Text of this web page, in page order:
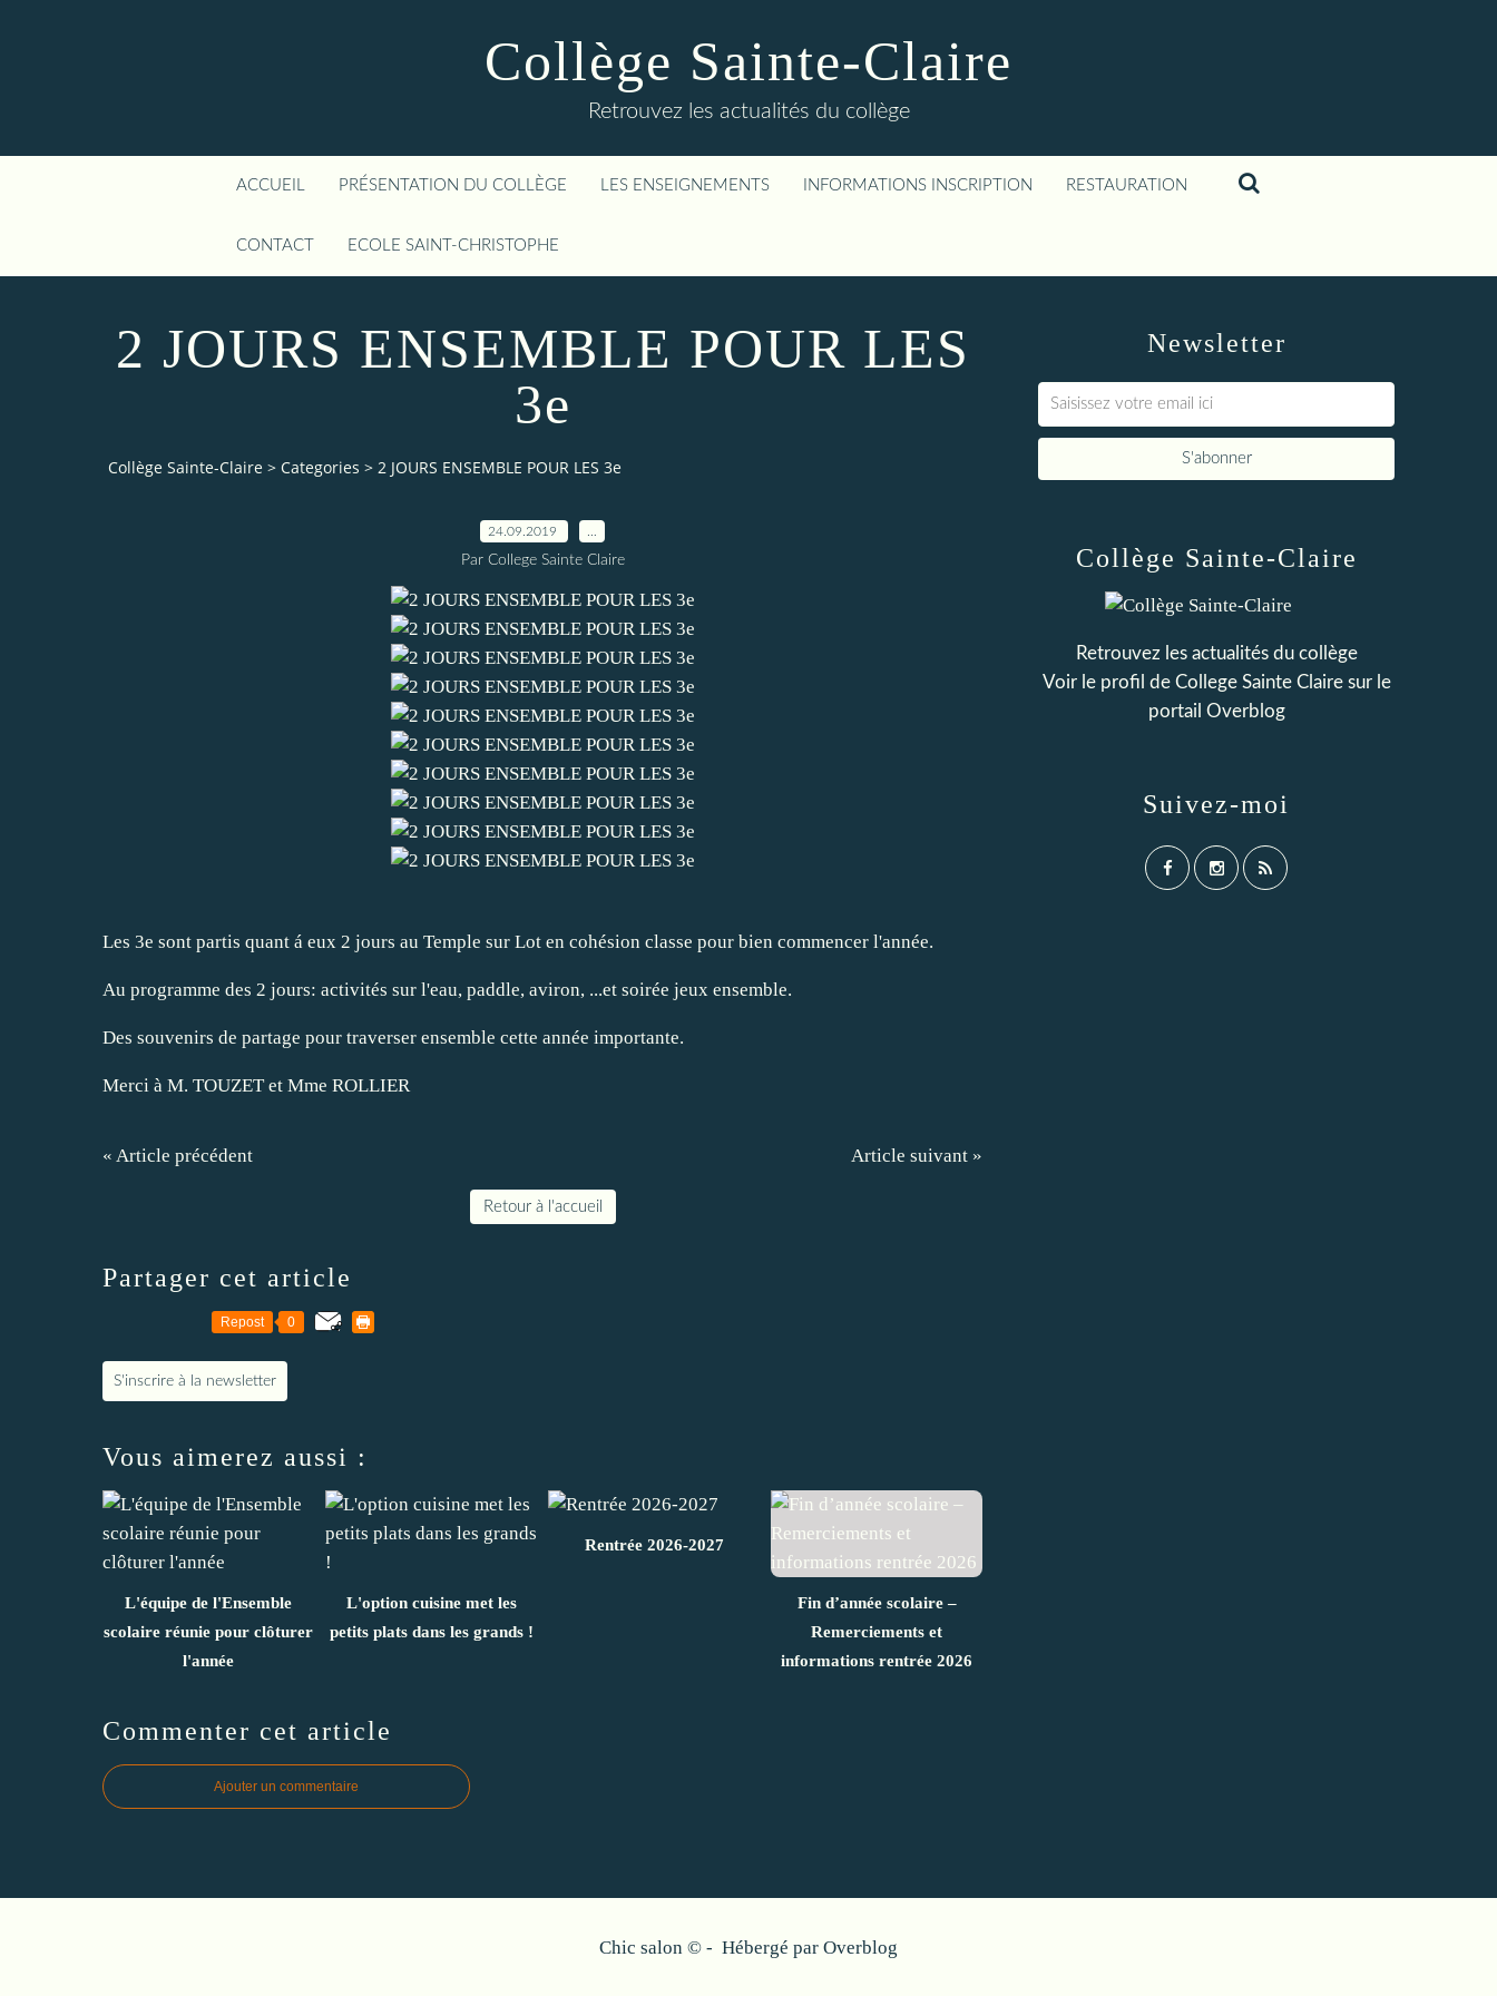
Collège Sainte-Claire
Retrouvez les actualités du collège
ACCUEIL PRÉSENTATION DU COLLÈGE LES ENSEIGNEMENTS INFORMATIONS INSCRIPTION RESTAURATION
CONTACT ECOLE SAINT-CHRISTOPHE
2 JOURS ENSEMBLE POUR LES
3e
Collège Sainte-Claire > Categories > 2 JOURS ENSEMBLE POUR LES 3e
24.09.2019
Par College Sainte Claire
Les 3e sont partis quant á eux 2 jours au Temple sur Lot en cohésion classe pour bien commencer l'année.
Au programme des 2 jours: activités sur l'eau, paddle, aviron, ...et soirée jeux ensemble.
Des souvenirs de partage pour traverser ensemble cette année importante.
Merci à M. TOUZET et Mme ROLLIER
« Article précédent Article suivant »
Retour à l'accueil
Partager cet article
Repost 0
S'inscrire à la newsletter
Vous aimerez aussi :
L'équipe de l'Ensemble
scolaire réunie pour clôturer
l'année
L'option cuisine met les
petits plats dans les grands !
Rentrée 2026-2027
Fin d’année scolaire –
Remerciements et
informations rentrée 2026
Commenter cet article
Ajouter un commentaire
Newsletter
Collège Sainte-Claire
Retrouvez les actualités du collège
Voir le profil de College Sainte Clairesur le
portail Overblog
Suivez-moi
Chic salon © - Hébergé par Overblog